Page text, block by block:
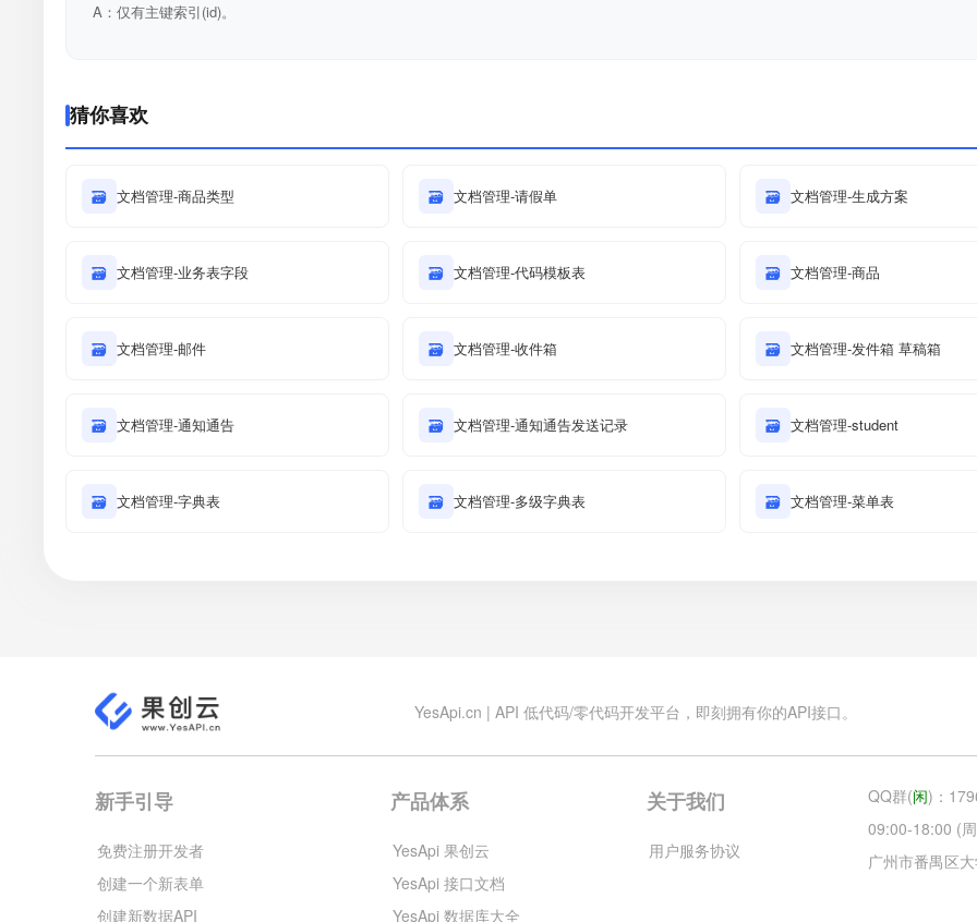
A：仅有主键索引(id)。
猜你喜欢
🗃 文档管理-商品类型 🗃 文档管理-请假单 🗃 文档管理-生成方案
🗃 文档管理-业务表字段 🗃 文档管理-代码模板表 🗃 文档管理-商品
🗃 文档管理-邮件 🗃 文档管理-收件箱 🗃 文档管理-发件箱 草稿箱
🗃 文档管理-通知通告 🗃 文档管理-通知通告发送记录 🗃 文档管理-student
🗃 文档管理-字典表 🗃 文档管理-多级字典表 🗃 文档管理-菜单表
YesApi.cn | API 低代码/零代码开发平台，即刻拥有你的API接口。
新手引导
免费注册开发者
创建一个新表单
创建新数据API
产品体系
YesApi 果创云
YesApi 接口文档
YesApi 数据库大全
关于我们
用户服务协议
QQ群(闲)：
09:00-18:00 (
广州市番禺区